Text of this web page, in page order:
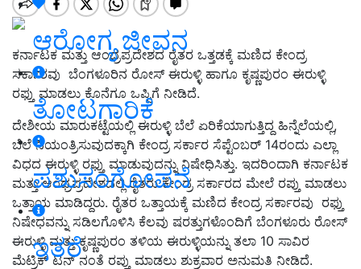
ಆರೋಗ್ಯ ಜೀವನ
ತೋಟಗಾರಿಕೆ
ಪಶುಸಂಗೋಪನೆ
ಇತರೆ
ಕರ್ನಾಟಕ ಮತ್ತು ಆಂಧ್ರಪ್ರದೇಶದ ರೈತರ ಒತ್ತಡಕ್ಕೆ ಮಣಿದ ಕೇಂದ್ರ
ಸರ್ಕಾರವು ಬೆಂಗಳೂರಿನ ರೋಸ್ ಈರುಳ್ಳಿ ಹಾಗೂ ಕೃಷ್ಣಪುರಂ ಈರುಳ್ಳಿ
ರಫ್ತು ಮಾಡಲು ಕೊನೆಗೂ ಒಪ್ಪಿಗೆ ನೀಡಿದೆ.
ದೇಶೀಯ ಮಾರುಕಟ್ಟೆಯಲ್ಲಿ ಈರುಳ್ಳಿ ಬೆಲೆ ಏರಿಕೆಯಾಗುತ್ತಿದ್ದ ಹಿನ್ನೆಲೆಯಲ್ಲಿ,
ಬೆಲೆ ನಿಯಂತ್ರಿಸುವುದಕ್ಕಾಗಿ ಕೇಂದ್ರ ಸರ್ಕಾರ ಸೆಪ್ಟೆಂಬರ್ 14ರಂದು ಎಲ್ಲಾ
ವಿಧದ ಈರುಳ್ಳಿ ರಫ್ತು ಮಾಡುವುದನ್ನು ನಿಷೇಧಿಸಿತ್ತು. ಇದರಿಂದಾಗಿ ಕರ್ನಾಟಕ
ಮತ್ತು ಆಂಧ್ರಪ್ರದೇಶದಲ್ಲಿ ರೈತರು ಕೇಂದ್ರ ಸರ್ಕಾರದ ಮೇಲೆ ರಪ್ತು ಮಾಡಲು
ಒತ್ತಾಯ ಮಾಡಿದ್ದರು. ರೈತರ ಒತ್ತಾಯಕ್ಕೆ ಮಣಿದ ಕೇಂದ್ರ ಸರ್ಕಾರವು ರಫ್ತು
ನಿಷೇಧವನ್ನು ಸಡಿಲಗೊಳಿಸಿ ಕೆಲವು ಷರತ್ತುಗಳೊಂದಿಗೆ ಬೆಂಗಳೂರು ರೋಸ್‌
ಈರುಳ್ಳಿ ಮತ್ತು ಕೃಷ್ಣಪುರಂ ತಳಿಯ ಈರುಳ್ಳಿಯನ್ನು ತಲಾ 10 ಸಾವಿರ
ಮೆಟ್ರಿಕ್ ಟನ್ ನಂತೆ ರಪ್ತು ಮಾಡಲು ಶುಕ್ರವಾರ ಅನುಮತಿ ನೀಡಿದೆ.